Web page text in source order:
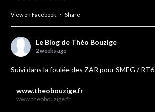
View on Facebook · Share
Le Blog de Théo Bouzige
2 weeks ago
Suivi dans la foulée des ZAR pour SMEG / RT6
www.theobouzige.fr
www.theobouzige.fr